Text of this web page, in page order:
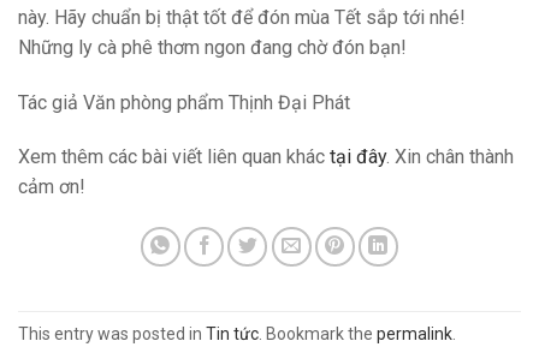
này. Hãy chuẩn bị thật tốt để đón mùa Tết sắp tới nhé!
Những ly cà phê thơm ngon đang chờ đón bạn!
Tác giả Văn phòng phẩm Thịnh Đại Phát
Xem thêm các bài viết liên quan khác tại đây. Xin chân thành
cảm ơn!
This entry was posted in Tin tức. Bookmark the permalink.